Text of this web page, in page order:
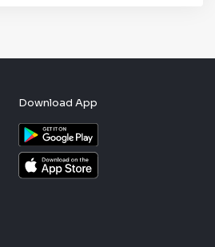
Download App